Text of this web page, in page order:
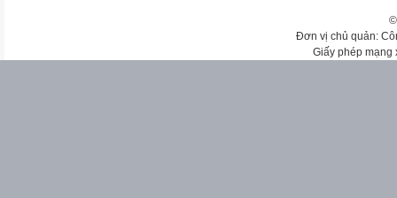
Đơn vị chủ quản:
Giấy phép mạng